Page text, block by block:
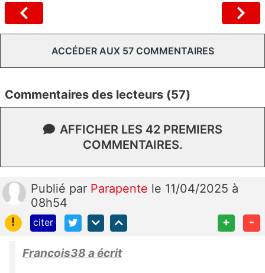
ACCÉDER AUX 57 COMMENTAIRES
Commentaires des lecteurs (57)
AFFICHER LES 42 PREMIERS
COMMENTAIRES.
Publié par Parapente le 11/04/2025 à
08h54
!
citer + -
Francois38 a écrit